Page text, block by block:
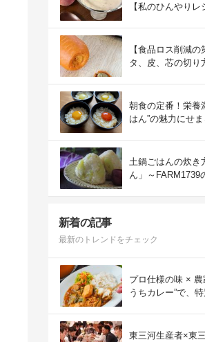
【私のひんやりレ
【食品ロス削減
タ、皮、芯の切り
朝食の定番！栄養
はん”の魅力にせま
土鍋ごはんの炊き
ん」～FARM1739
新着の記事
最新のトレンドをチェック
プロ仕様の味 × 農
うちカレー”で、
東三河生産者×東